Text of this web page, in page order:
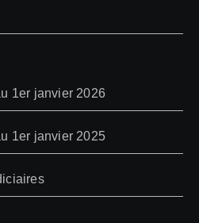
1er janvier 2026
1er janvier 2025